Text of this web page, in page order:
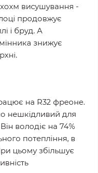
висушування -
продовжує
і бруд. А
знижує
на R32 фреоне.
нешкідливий для
володіє на 74%
потепління, в
цьому збільшує